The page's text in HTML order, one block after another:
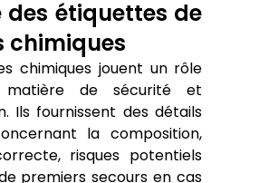
des étiquettes de
chimiques
chimiques jouent un rôle
de sécurité et
Ils fournissent des détails
la composition,
risques potentiels
premiers secours en cas